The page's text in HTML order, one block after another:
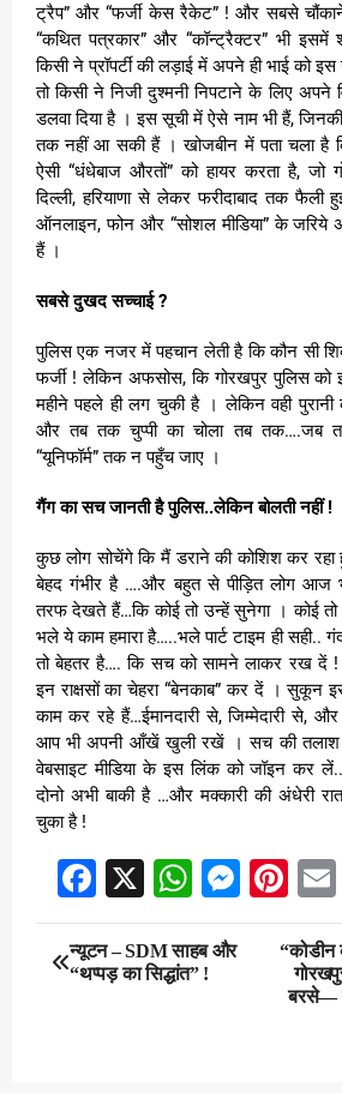
ट्रैप” और “फर्जी केस रैकेट” ! और सबसे
“कथित पत्रकार” और “कॉन्ट्रैक्टर” भी इसमें
किसी ने प्रॉपर्टी की लड़ाई में अपने ही भाई को
तो किसी ने निजी दुश्मनी निपटाने के लिए अपने
डलवा दिया है । इस सूची में ऐसे नाम भी हैं,
तक नहीं आ सकी हैं । खोजबीन में पता चला है
ऐसी “धंधेबाज औरतों” को हायर करता है, जो
दिल्ली, हरियाणा से लेकर फरीदाबाद तक
ऑनलाइन, फोन और “सोशल मीडिया” के जरिये
हैं ।
सबसे दुखद सच्चाई ?
पुलिस एक नजर में पहचान लेती है कि कौन सी
फर्जी ! लेकिन अफसोस, कि गोरखपुर पुलिस को
महीने पहले ही लग चुकी है । लेकिन वही पुरानी
और तब तक चुप्पी का चोला तब तक….जब
“यूनिफॉर्म” तक न पहुँच जाए ।
गैंग का सच जानती है पुलिस..लेकिन बोलती नहीं !
कुछ लोग सोचेंगे कि मैं डराने की कोशिश कर
बेहद गंभीर है ….और बहुत से पीड़ित लोग आज
तरफ देखते हैं…कि कोई तो उन्हें सुनेगा । कोई तो
भले ये काम हमारा है…..भले पार्ट टाइम ही सही..
तो बेहतर है…. कि सच को सामने लाकर रख दें
इन राक्षसों का चेहरा “बेनकाब” कर दें । सुकून
काम कर रहे हैं…ईमानदारी से, जिम्मेदारी से,
आप भी अपनी आँखें खुली रखें । सच की तलाश
वेबसाइट मीडिया के इस लिंक को जॉइन कर
दोनो अभी बाकी है …और मक्कारी की अंधेरी
चुका है !
Facebook
X
Post
navigation
न्यूटन – SDM साहब और
“थप्पड़ का सिद्धांत” !
बरसे—